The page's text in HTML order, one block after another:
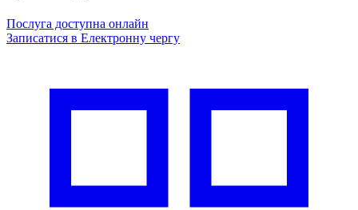
Послуга доступна онлайн
Записатися в Електронну чергу